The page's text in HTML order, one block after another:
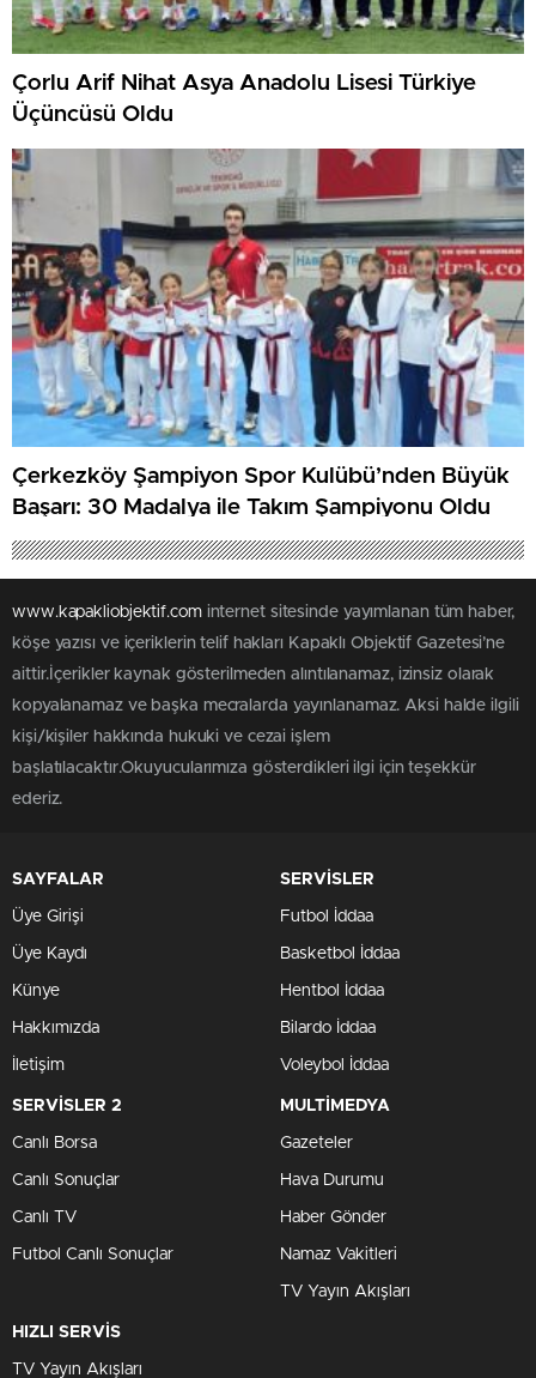
Çorlu Arif Nihat Asya Anadolu Lisesi Türkiye
Üçüncüsü Oldu
Çerkezköy Şampiyon Spor Kulübü’nden Büyük
Başarı: 30 Madalya ile Takım Şampiyonu Oldu
www.kapakliobjektif.cominternet sitesinde yayımlanan tüm haber,
köşe yazısı ve içeriklerin telif hakları Kapaklı Objektif Gazetesi’ne
aittir.İçerikler kaynak gösterilmeden alıntılanamaz, izinsiz olarak
kopyalanamaz ve başka mecralarda yayınlanamaz. Aksi halde ilgili
kişi/kişiler hakkında hukuki ve cezai işlem
başlatılacaktır.Okuyucularımıza gösterdikleri ilgi için teşekkür
ederiz.
SAYFALAR
Üye Girişi
Üye Kaydı
Künye
Hakkımızda
İletişim
SERVİSLER
Futbol İddaa
Basketbol İddaa
Hentbol İddaa
Bilardo İddaa
Voleybol İddaa
SERVİSLER 2
Canlı Borsa
Canlı Sonuçlar
Canlı TV
Futbol Canlı Sonuçlar
MULTİMEDYA
Gazeteler
Hava Durumu
Haber Gönder
Namaz Vakitleri
TV Yayın Akışları
HIZLI SERVİS
TV Yayın Akışları